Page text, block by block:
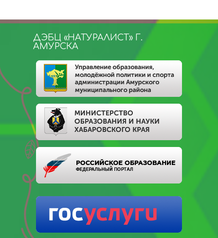
ДЭБЦ «НАТУРАЛИСТ» Г.
АМУРСКА